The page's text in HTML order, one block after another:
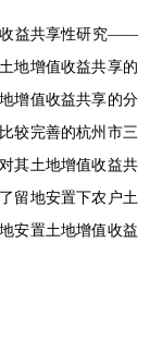
收益共享性研究——
地增值收益共享的
增值收益共享的分
较完善的杭州市三
其土地增值收益共
留地安置下农户土
安置土地增值收益